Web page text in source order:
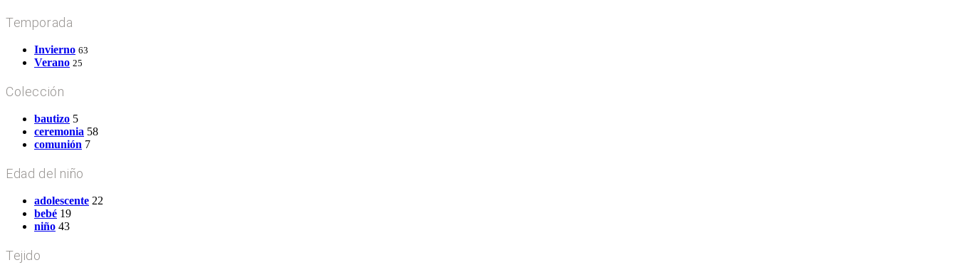
Temporada
Invierno 63
Verano 25
Colección
bautizo 5
ceremonia 58
comunión 7
Edad del niño
adolescente 22
bebé 19
niño 43
Tejido